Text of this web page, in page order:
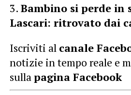
Bambino si perde in
Lascari: ritrovato dai
Iscriviti al canale
notizie in tempo reale e
sulla pagina Facebook